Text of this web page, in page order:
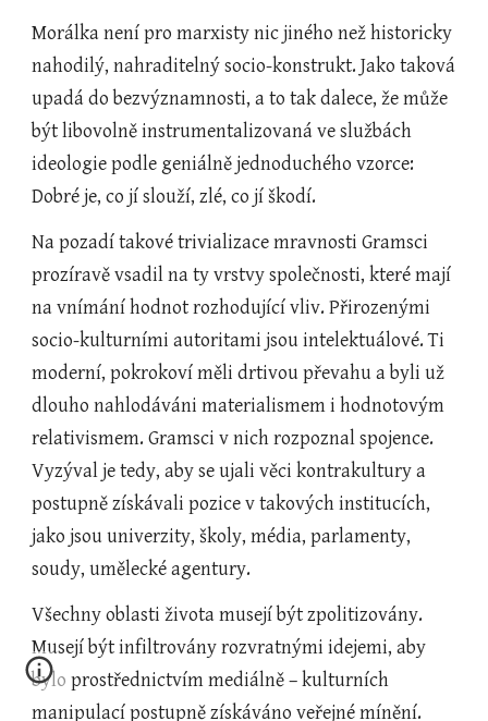
Morálka není pro marxisty nic jiného než historicky
nahodilý, nahraditelný socio-konstrukt. Jako taková
upadá do bezvýznamnosti, a to tak dalece, že může
být libovolně instrumentalizovaná ve službách
ideologie podle geniálně jednoduchého vzorce:
Dobré je, co jí slouží, zlé, co jí škodí.
Na pozadí takové trivializace mravnosti Gramsci
prozíravě vsadil na ty vrstvy společnosti, které mají
na vnímání hodnot rozhodující vliv. Přirozenými
socio-kulturními autoritami jsou intelektuálové. Ti
moderní, pokrokoví měli drtivou převahu a byli už
dlouho nahlodáváni materialismem i hodnotovým
relativismem. Gramsci v nich rozpoznal spojence.
Vyzýval je tedy, aby se ujali věci kontrakultury a
postupně získávali pozice v takových institucích,
jako jsou univerzity, školy, média, parlamenty,
soudy, umělecké agentury.
Všechny oblasti života musejí být zpolitizovány.
Musejí být infiltrovány rozvratnými idejemi, aby
bylo prostřednictvím mediálně – kulturních
manipulací postupně získáváno veřejné mínění.